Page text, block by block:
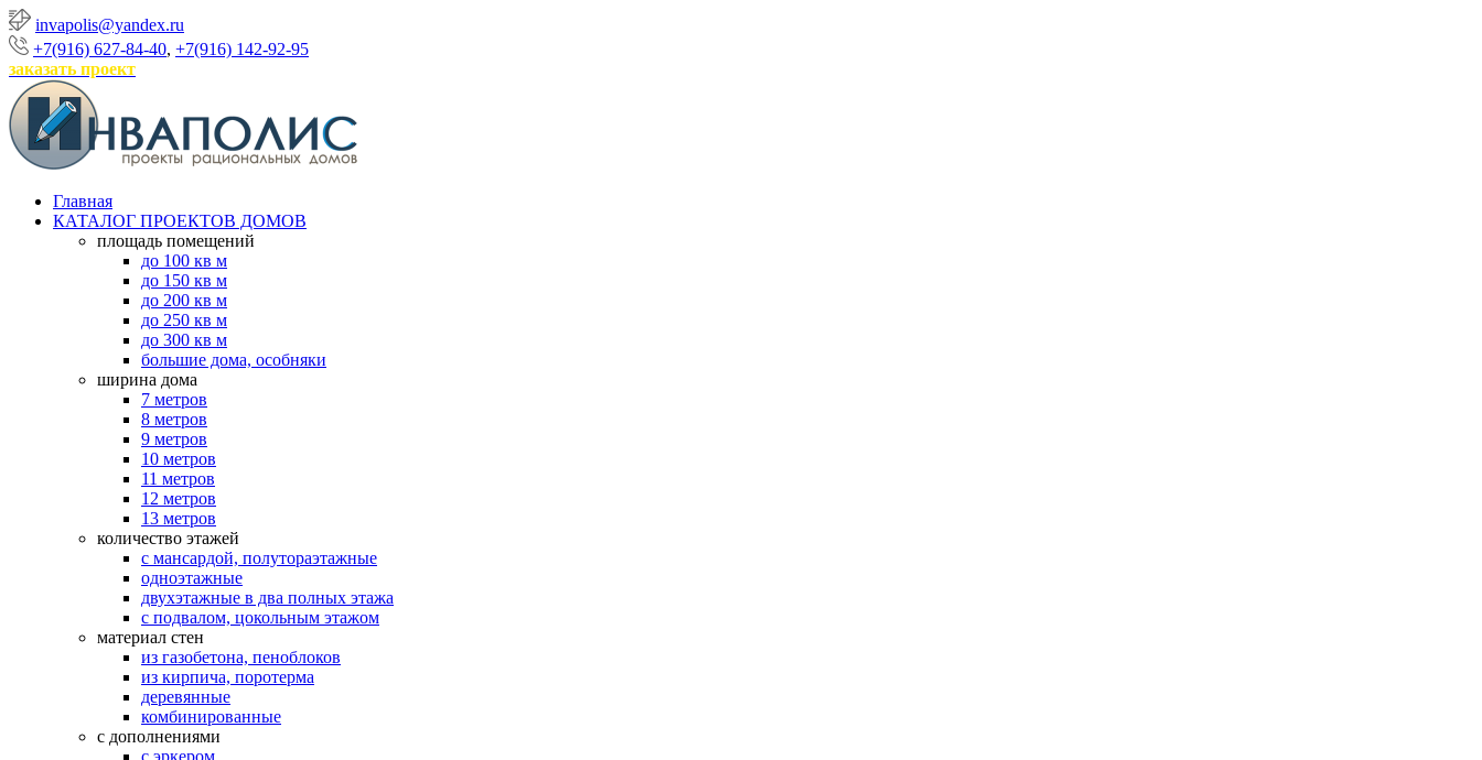
invapolis@yandex.ru
+7(916) 627-84-40, +7(916) 142-92-95
заказать проект
Главная
КАТАЛОГ ПРОЕКТОВ ДОМОВ
площадь помещений
до 100 кв м
до 150 кв м
до 200 кв м
до 250 кв м
до 300 кв м
большие дома, особняки
ширина дома
7 метров
8 метров
9 метров
10 метров
11 метров
12 метров
13 метров
количество этажей
с мансардой, полутораэтажные
одноэтажные
двухэтажные в два полных этажа
с подвалом, цокольным этажом
материал стен
из газобетона, пеноблоков
из кирпича, поротерма
деревянные
комбинированные
с дополнениями
с эркером